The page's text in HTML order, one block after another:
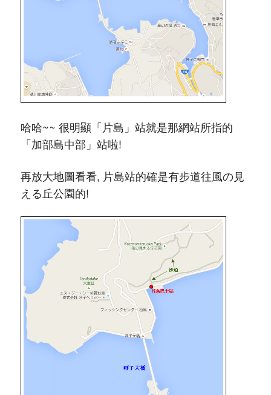
哈哈~~ 很明顯「片島」站就是那網站所指的
「加部島中部」站啦!
再放大地圖看看, 片島站的確是有步道往風の見
える丘公園的!